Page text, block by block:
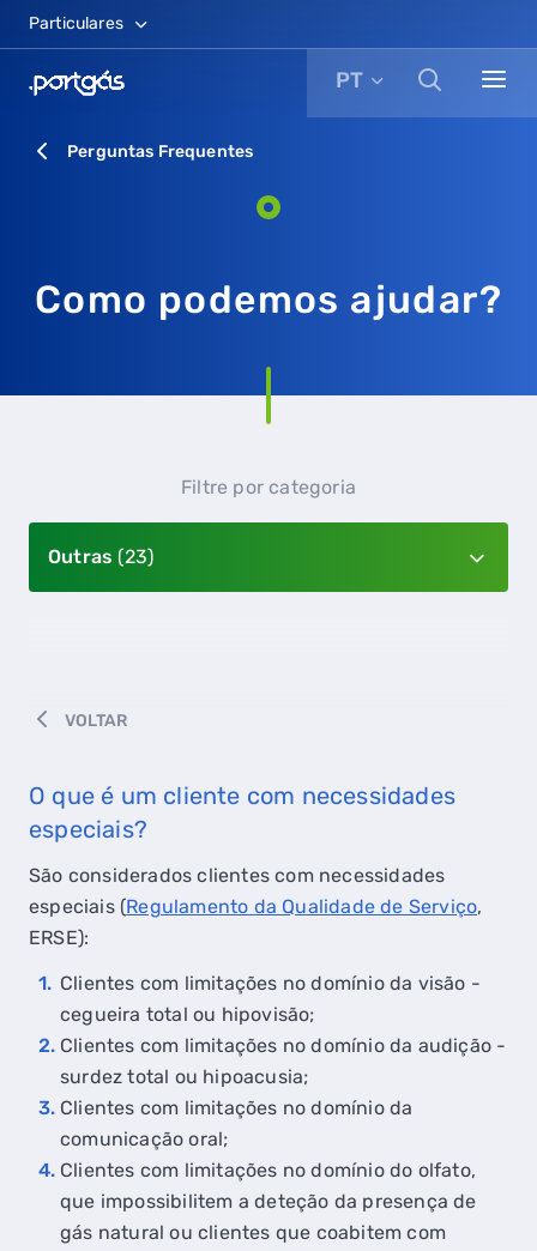
Particulares
PT
Perguntas Frequentes
Como podemos ajudar?
Outras (23)
Filtre por categoria
VOLTAR
O que é um cliente com necessidades
especiais?
São considerados clientes com necessidades
especiais (Regulamento da Qualidade de Serviço,
ERSE):
Clientes com limitações no domínio da visão -
cegueira total ou hipovisão;
Clientes com limitações no domínio da audição -
surdez total ou hipoacusia;
Clientes com limitações no domínio da
comunicação oral;
Clientes com limitações no domínio do olfato,
que impossibilitem a deteção da presença de
gás natural ou clientes que coabitem com